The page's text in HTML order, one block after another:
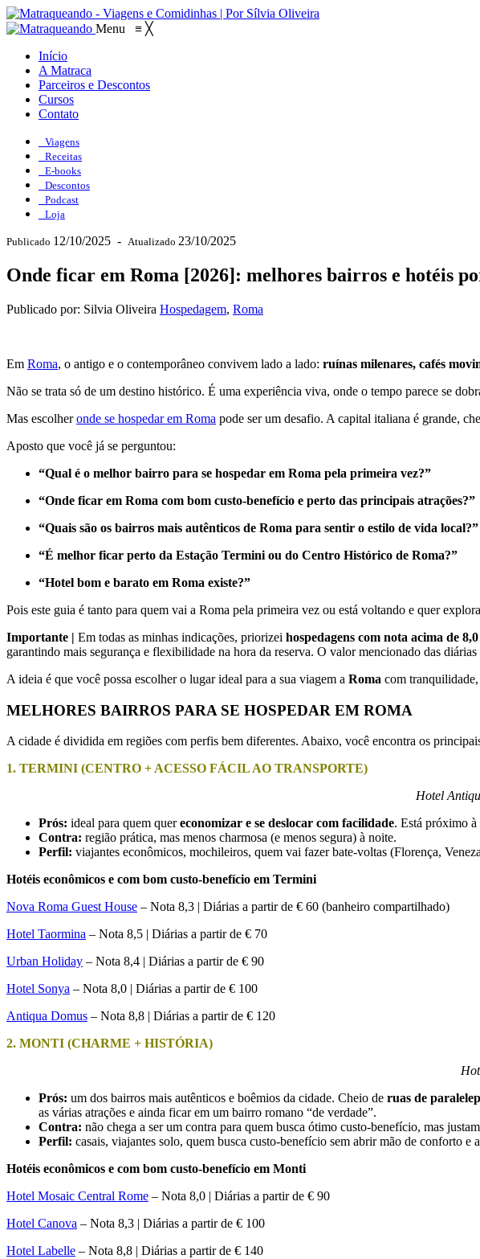
Menu ≡ ╳
Início
A Matraca
Parceiros e Descontos
Cursos
Contato
Viagens
Receitas
E-books
Descontos
Podcast
Loja
Publicado 12/10/2025 - Atualizado 23/10/2025
Onde ficar em Roma [2026]: melhores bairros e hotéis
Publicado por: Silvia Oliveira Hospedagem, Roma
Em Roma, o antigo e o contemporâneo convivem lado a lado: ruínas milenares, cafés
Não se trata só de um destino histórico. É uma experiência viva, onde o tempo parece se
Mas escolheronde se hospedar em Roma pode ser um desafio. A capital italiana é grande,
Aposto que você já se perguntou:
“Qual é o melhor bairro para se hospedar em Roma pela primeira vez?”
“Onde ficar em Roma com bom custo-benefício e perto das principais atrações?”
“Quais são os bairros mais autênticos de Roma para sentir o estilo de vida local?”
“É melhor ficar perto da Estação Termini ou do Centro Histórico de Roma?”
“Hotel bom e barato em Roma existe?”
Pois este guia é tanto para quem vai a Roma pela primeira vez ou está voltando e quer
Importante | Em todas as minhas indicações, priorizei hospedagens com nota acima de
garantindo mais segurança e flexibilidade na hora da reserva. O valor mencionado das diárias
A ideia é que você possa escolher o lugar ideal para a sua viagem a Roma com
MELHORES BAIRROS PARA SE HOSPEDAR EM ROMA
A cidade é dividida em regiões com perfis bem diferentes. Abaixo, você encontra os
1. TERMINI (CENTRO + ACESSO FÁCIL AO TRANSPORTE)
Hotel
Prós: ideal para quem quereconomizar e se deslocar com facilidade. Está próximo
Contra: região prática, mas menos charmosa (e menos segura) à noite.
Perfil: viajantes econômicos, mochileiros, quem vai fazer bate-voltas (Florença,
Hotéis econômicos e com bom custo-benefício em Termini
Nova Roma Guest House – Nota 8,3 | Diárias a partir de € 60 (banheiro compartilhado)
Hotel Taormina – Nota 8,5 | Diárias a partir de € 70
Urban Holiday – Nota 8,4 | Diárias a partir de € 90
Hotel Sonya – Nota 8,0 | Diárias a partir de € 100
Antiqua Domus – Nota 8,8 | Diárias a partir de € 120
2. MONTI (CHARME + HISTÓRIA)
Prós: um dos bairros mais autênticos e boêmios da cidade. Cheio de ruas de
as várias atrações e ainda ficar em um bairro romano “de verdade”.
Contra: não chega a ser um contra para quem busca ótimo custo-benefício, mas
Perfil: casais, viajantes solo, quem busca custo-benefício sem abrir mão de conforto e
Hotéis econômicos e com bom custo-benefício em Monti
Hotel Mosaic Central Rome – Nota 8,0 | Diárias a partir de € 90
Hotel Canova – Nota 8,3 | Diárias a partir de € 100
Hotel Labelle – Nota 8,8 | Diárias a partir de € 140